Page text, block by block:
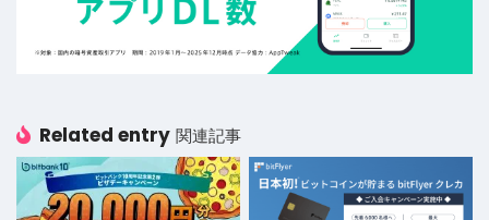
Related entry 関連記事